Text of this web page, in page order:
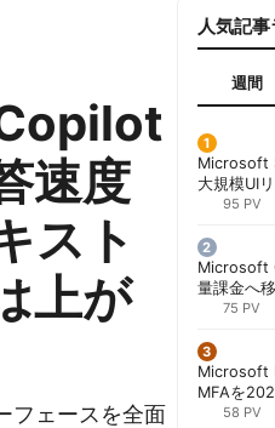
速度
スト
上が
ェースを全面
人気記
週間
Microsoft
大規模UI
「95 PV
Microsoft
量課金へ
ンコスト
75 PV
Microsoft
MFAを
行が既定
58 PV